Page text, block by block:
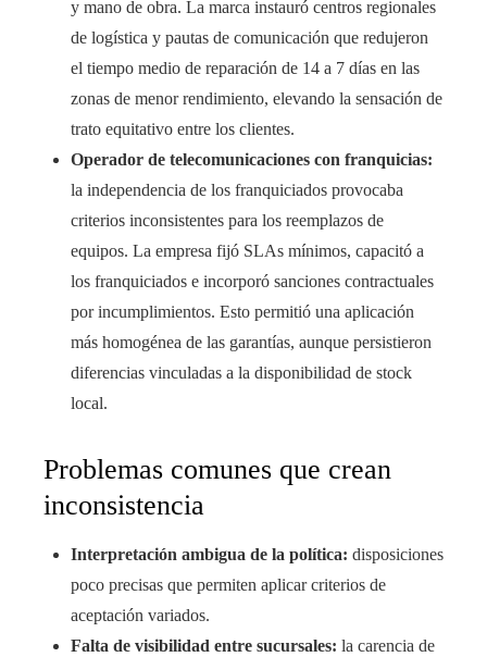
y mano de obra. La marca instauró centros regionales
de logística y pautas de comunicación que redujeron
el tiempo medio de reparación de 14 a 7 días en las
zonas de menor rendimiento, elevando la sensación de
trato equitativo entre los clientes.
Operador de telecomunicaciones con franquicias:
la independencia de los franquiciados provocaba
criterios inconsistentes para los reemplazos de
equipos. La empresa fijó SLAs mínimos, capacitó a
los franquiciados e incorporó sanciones contractuales
por incumplimientos. Esto permitió una aplicación
más homogénea de las garantías, aunque persistieron
diferencias vinculadas a la disponibilidad de stock
local.
Problemas comunes que crean
inconsistencia
Interpretación ambigua de la política: disposiciones
poco precisas que permiten aplicar criterios de
aceptación variados.
Falta de visibilidad entre sucursales: la carencia de